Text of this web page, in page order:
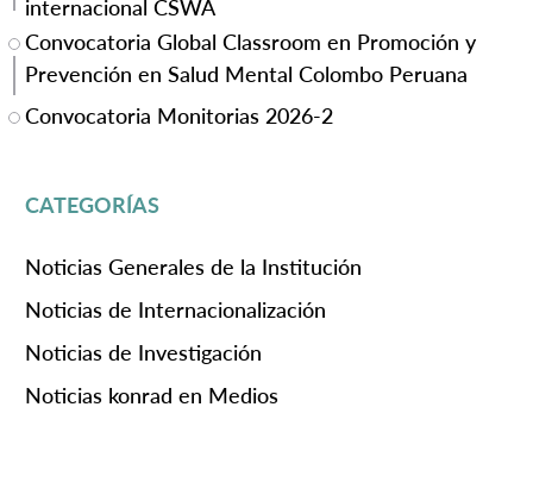
internacional CSWA
Convocatoria Global Classroom en Promoción y
Prevención en Salud Mental Colombo Peruana
Convocatoria Monitorias 2026-2
CATEGORÍAS
Noticias Generales de la Institución
Noticias de Internacionalización
Noticias de Investigación
Noticias konrad en Medios